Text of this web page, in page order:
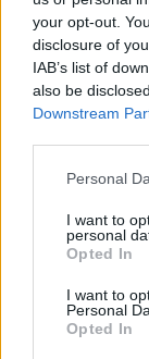
your opt-out.
disclosure of
IAB’s list of
also be
Downstream
Please note
not limited to
grant or deny
use your data
consent section.
Personal
I want to
personal
Opted In
I want to
Personal
Opted In
Kövess